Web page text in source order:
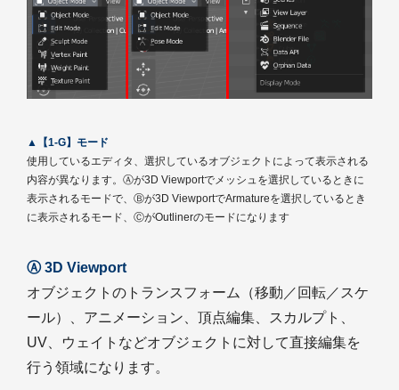
▲【1-G】モード
使用しているエディタ、選択しているオブジェクトによって表示される
内容が異なります。Ⓐが3D Viewportでメッシュを選択しているときに
表示されるモードで、Ⓑが3D ViewportでArmatureを選択しているとき
に表示されるモード、ⒸがOutlinerのモードになります
Ⓐ 3D Viewport
オブジェクトのトランスフォーム（移動／回転／スケ
ール）、アニメーション、頂点編集、スカルプト、
UV、ウェイトなどオブジェクトに対して直接編集を
行う領域になります。